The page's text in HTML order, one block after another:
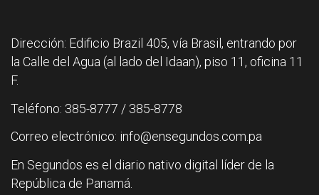
Dirección: Edificio Brazil 405, vía Brasil, entrando por
la Calle del Agua (al lado del Idaan), piso 11, oficina 11
F.
Teléfono: 385-8777 / 385-8778
Correo electrónico: info@ensegundos.com.pa
En Segundos es el diario nativo digital líder de la
República de Panamá.